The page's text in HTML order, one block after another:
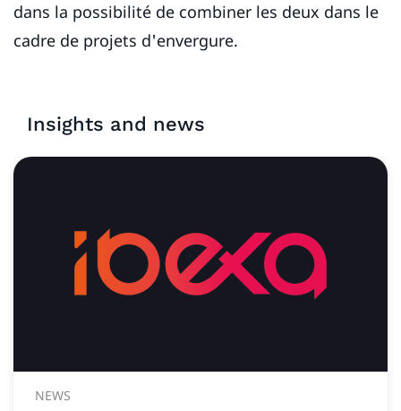
dans la possibilité de combiner les deux dans le
cadre de projets d'envergure.
Insights and news
NEWS